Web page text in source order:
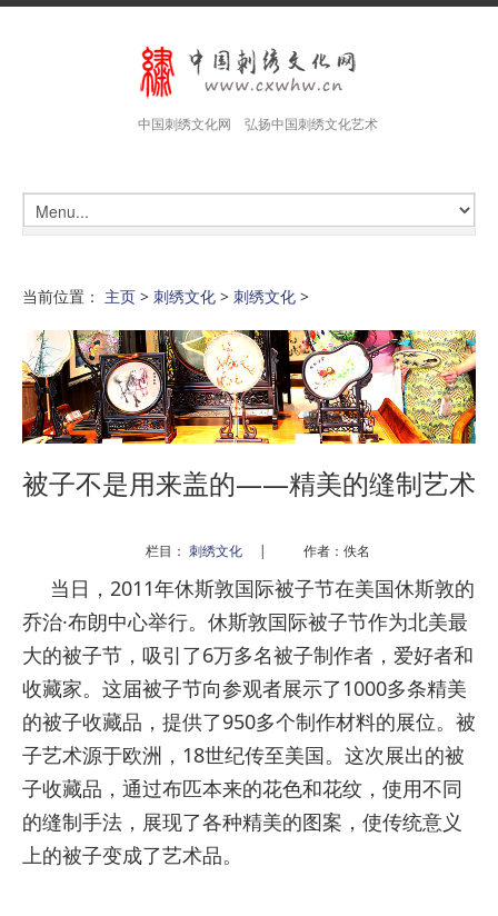
中国刺绣文化网 弘扬中国刺绣文化艺术
当前位置： 主页 > 刺绣文化 > 刺绣文化 >
被子不是用来盖的——精美的缝制艺术
栏目： 刺绣文化| 作者：佚名
当日，2011年休斯敦国际被子节在美国休斯敦的
乔治·布朗中心举行。休斯敦国际被子节作为北美最
大的被子节，吸引了6万多名被子制作者，爱好者和
收藏家。这届被子节向参观者展示了1000多条精美
的被子收藏品，提供了950多个制作材料的展位。被
子艺术源于欧洲，18世纪传至美国。这次展出的被
子收藏品，通过布匹本来的花色和花纹，使用不同
的缝制手法，展现了各种精美的图案，使传统意义
上的被子变成了艺术品。